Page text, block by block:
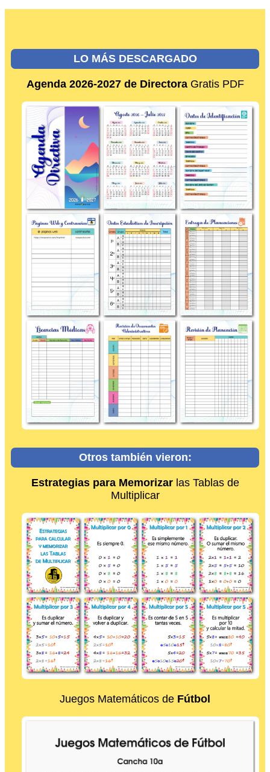
LO MÁS DESCARGADO
Agenda 2026-2027 de DirectoraGratis PDF
Otros también vieron:
Estrategias para Memorizarlas Tablas de
Multiplicar
Juegos Matemáticos de Fútbol